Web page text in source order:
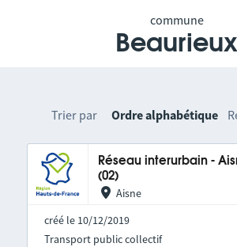
commune
Beaurieux
Trier par Ordre alphabétique
Réseau interurbain -
(02)
Aisne
créé le 10/12/2019
Transport public collectif